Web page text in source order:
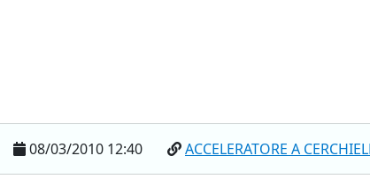
08/03/2010 12:40 ACCELERATORE A